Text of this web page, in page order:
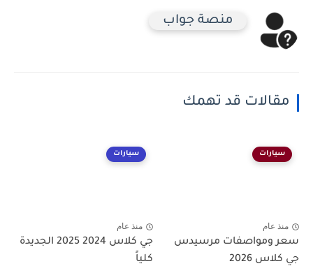
منصة جواب
مقالات قد تهمك
سيارات
منذ عام
سعر ومواصفات مرسيدس
جي كلاس 2026
سيارات
منذ عام
جي كلاس 2024 2025 الجديدة
كلياً